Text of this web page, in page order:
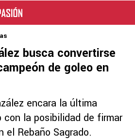
busca convertirse
de goleo en
encara la última
con la posibilidad de firmar
el Rebaño Sagrado.